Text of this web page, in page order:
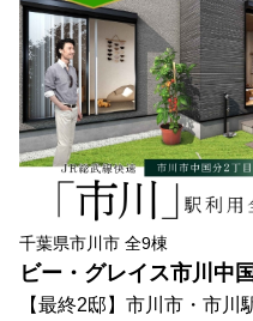
千葉県市川市 全9棟
ビー・グレイス市川中
【最終2邸】市川市・市